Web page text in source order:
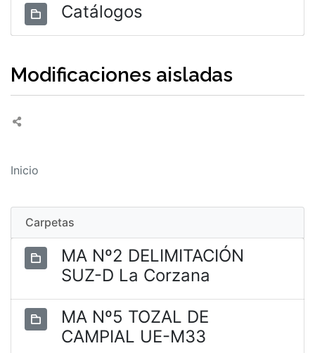
Catálogos
Modificaciones aisladas
Inicio
Carpetas
MA Nº2 DELIMITACIÓN
SUZ-D La Corzana
MA Nº5 TOZAL DE
CAMPIAL UE-M33